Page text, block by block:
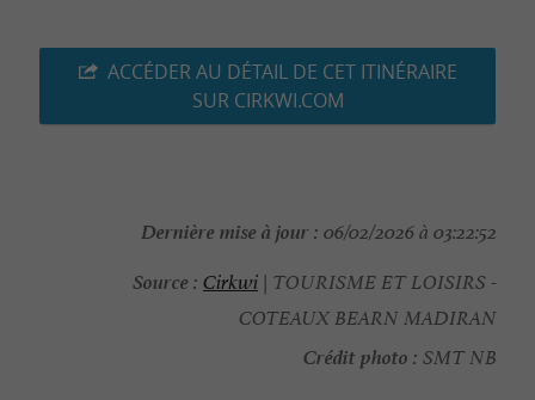
ACCÉDER AU DÉTAIL DE CET ITINÉRAIRE
SUR CIRKWI.COM
Dernière mise à jour : 06/02/2026 à 03:22:52
Source : Cirkwi | TOURISME ET LOISIRS -
COTEAUX BEARN MADIRAN
Crédit photo : SMT NB